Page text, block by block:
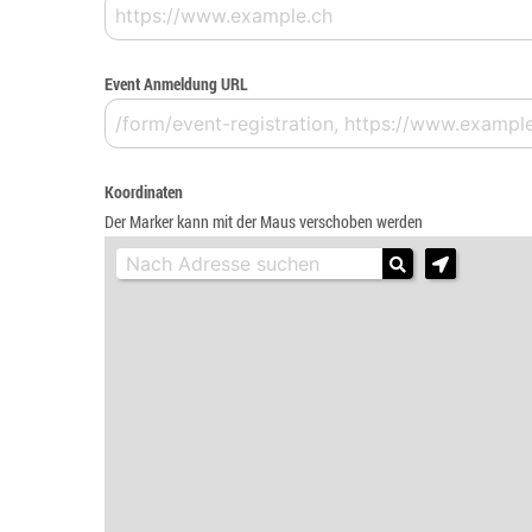
Event Anmeldung URL
Koordinaten
Der Marker kann mit der Maus verschoben werden